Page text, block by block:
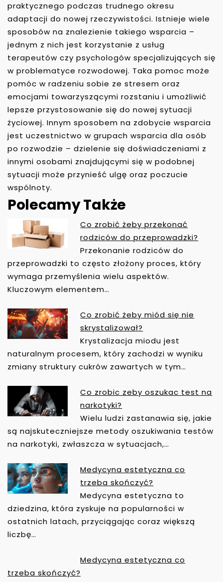
praktycznego podczas trudnego okresu
adaptacji do nowej rzeczywistości. Istnieje wiele
sposobów na znalezienie takiego wsparcia –
jednym z nich jest korzystanie z usług
terapeutów czy psychologów specjalizujących się
w problematyce rozwodowej. Taka pomoc może
pomóc w radzeniu sobie ze stresem oraz
emocjami towarzyszącymi rozstaniu i umożliwić
lepsze przystosowanie się do nowej sytuacji
życiowej. Innym sposobem na zdobycie wsparcia
jest uczestnictwo w grupach wsparcia dla osób
po rozwodzie – dzielenie się doświadczeniami z
innymi osobami znajdującymi się w podobnej
sytuacji może przynieść ulgę oraz poczucie
wspólnoty.
Polecamy Także
Co zrobić żeby przekonać
rodziców do przeprowadzki?
Przekonanie rodziców do
przeprowadzki to często złożony proces, który
wymaga przemyślenia wielu aspektów.
Kluczowym elementem…
Co zrobić żeby miód się nie
skrystalizował?
Krystalizacja miodu jest
naturalnym procesem, który zachodzi w wyniku
zmiany struktury cukrów zawartych w tym…
Co zrobic zeby oszukac test na
narkotyki?
Wielu ludzi zastanawia się, jakie
są najskuteczniejsze metody oszukiwania testów
na narkotyki, zwłaszcza w sytuacjach,…
Medycyna estetyczna co
trzeba skończyć?
Medycyna estetyczna to
dziedzina, która zyskuje na popularności w
ostatnich latach, przyciągając coraz większą
liczbę…
Medycyna estetyczna co
trzeba skończyć?
N
A
W
I
G
C
J
A
P
I
S